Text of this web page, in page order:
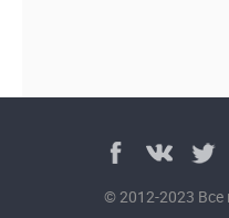
© 2012-2023